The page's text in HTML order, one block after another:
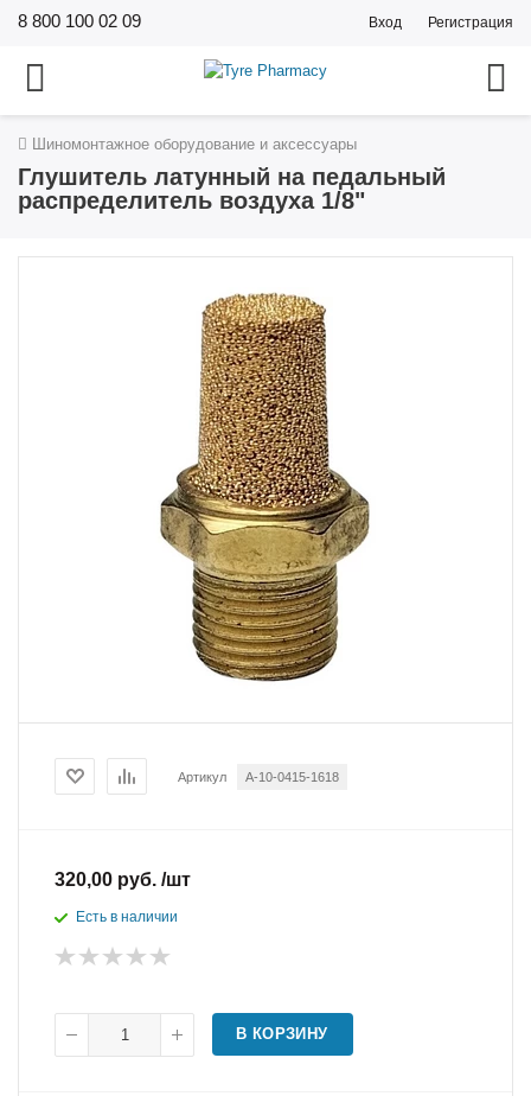
8 800 100 02 09 Вход Регистрация
Шиномонтажное оборудование и аксессуары
Глушитель латунный на педальный
распределитель воздуха 1/8"
Артикул A-10-0415-1618
320,00 руб. /шт
Есть в наличии
В КОРЗИНУ